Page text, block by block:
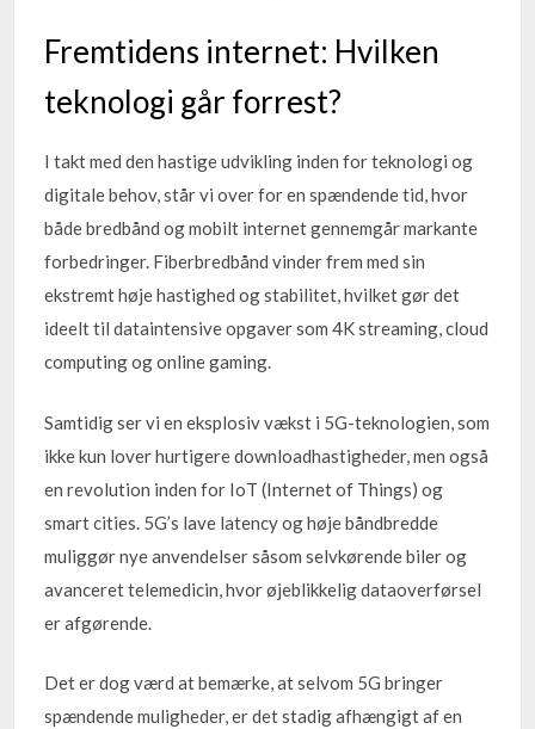
Fremtidens internet: Hvilken
teknologi går forrest?
I takt med den hastige udvikling inden for teknologi og
digitale behov, står vi over for en spændende tid, hvor
både bredbånd og mobilt internet gennemgår markante
forbedringer. Fiberbredbånd vinder frem med sin
ekstremt høje hastighed og stabilitet, hvilket gør det
ideelt til dataintensive opgaver som 4K streaming, cloud
computing og online gaming.
Samtidig ser vi en eksplosiv vækst i 5G-teknologien, som
ikke kun lover hurtigere downloadhastigheder, men også
en revolution inden for IoT (Internet of Things) og
smart cities. 5G’s lave latency og høje båndbredde
muliggør nye anvendelser såsom selvkørende biler og
avanceret telemedicin, hvor øjeblikkelig dataoverførsel
er afgørende.
Det er dog værd at bemærke, at selvom 5G bringer
spændende muligheder, er det stadig afhængigt af en